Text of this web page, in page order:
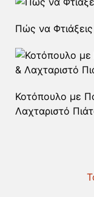
Πώς να
Κοτόπουλο με
Λαχταριστό